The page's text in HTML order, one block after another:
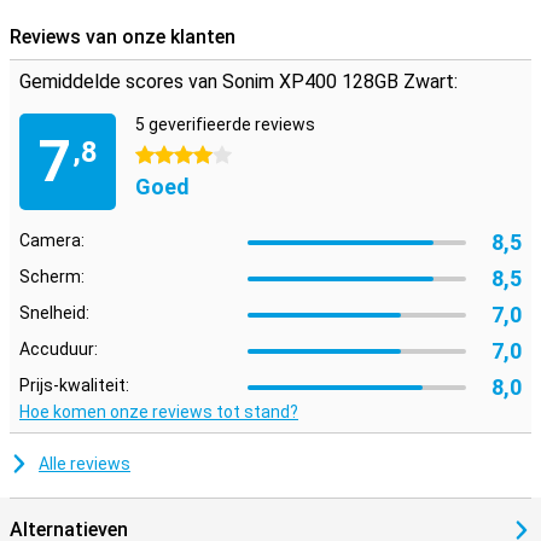
Reviews van onze klanten
Gemiddelde scores van Sonim XP400 128GB Zwart:
7,8
5 geverifieerde reviews
4 sterren
Goed
Camera: 8,5
Scherm: 8,5
Snelheid: 7,0
Accuduur: 7,0
Prijs-kwaliteit: 8,0
Hoe komen onze reviews tot stand?
Alle reviews
Alternatieven